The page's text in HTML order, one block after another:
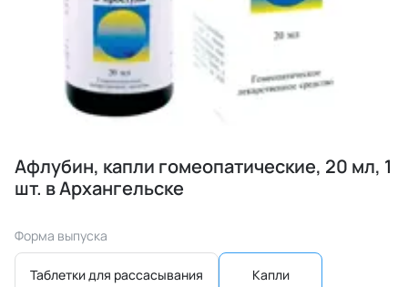
Афлубин, капли гомеопатические, 20 мл, 1
шт. в Архангельске
Форма выпуска
Таблетки для рассасывания Капли